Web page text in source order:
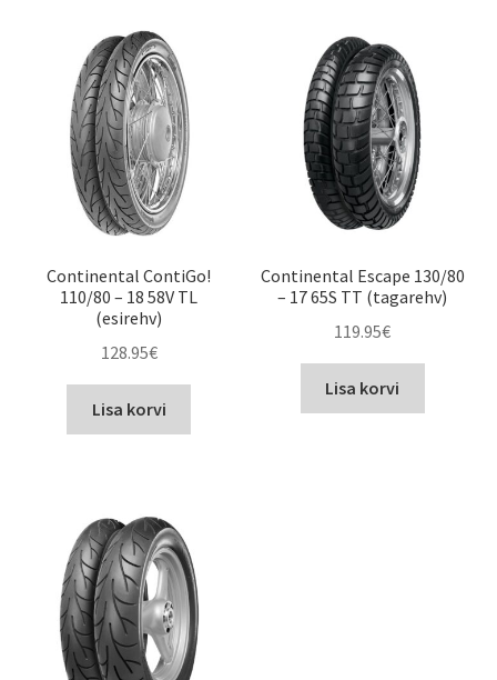
Continental ContiGo!
110/80 – 18 58V TL
(esirehv)
128.95€
Lisa korvi
Continental Escape 130/80
– 17 65S TT (tagarehv)
119.95€
Lisa korvi